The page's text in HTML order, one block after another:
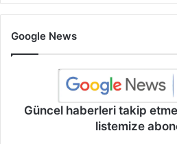
Google News
Güncel haberleri takip
listemize